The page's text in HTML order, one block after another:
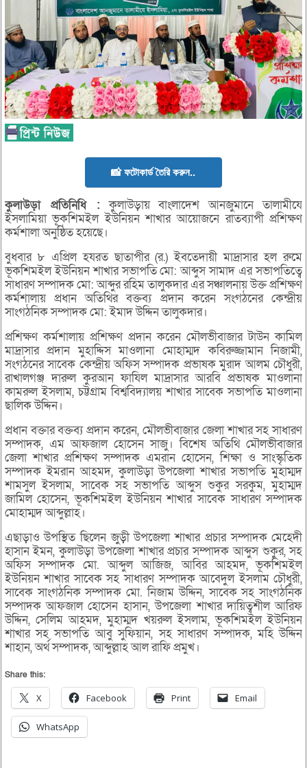
📸 ফটোকার্ড তৈরি করুন..
কুলাউড়া প্রতিনিধি : কুলাউড়ায় বাংলাদেশ আনজুমানে তালামীযে
ইসলামিয়া ভূকশিমইল ইউনিয়ন শাখার আয়োজনে রাতব্যাপী প্রশিক্ষণ
কর্মশালা অনুষ্ঠিত হয়েছে।
বুধবার ৮ এপ্রিল হযরত ছাতাপীর (র.) ইবতেদায়ী মাদ্রাসার হল রুমে
ভূকশিমইল ইউনিয়ন শাখার সভাপতি মো: আব্দুস সামাদ এর সভাপতিত্বে
সাধারণ সম্পাদক মো: আব্দুর রহিম তালুকদার এর সঞ্চালনায় উক্ত প্রশিক্ষণ
কর্মশালায় প্রধান অতিথির বক্তব্য প্রদান করেন সংগঠনের কেন্দ্রীয়
সাংগঠনিক সম্পাদক মো: ইমাদ উদ্দিন তালুকদার।
প্রশিক্ষণ কর্মশালায় প্রশিক্ষণ প্রদান করেন মৌলভীবাজার টাউন কামিল
মাদ্রাসার প্রদান মুহাদ্দিস মাওলানা মোহাম্মদ কবিরুজ্জামান নিজামী,
সংগঠনের সাবেক কেন্দ্রীয় অফিস সম্পাদক প্রভাষক মুরাদ আলম চৌধুরী,
রাখালগঞ্জ দারুল কুরআন ফাযিল মাদ্রাসার আরবি প্রভাষক মাওলানা
কামরুল ইসলাম, চট্টগ্রাম বিশ্ববিদ্যালয় শাখার সাবেক সভাপতি মাওলানা
ছালিক উদ্দিন।
প্রধান বক্তার বক্তব্য প্রদান করেন, মৌলভীবাজার জেলা শাখার সহ সাধারণ
সম্পাদক, এম আফজাল হোসেন সাজু। বিশেষ অতিথি মৌলভীবাজার
জেলা শাখার প্রশিক্ষণ সম্পাদক এমরান হোসেন, শিক্ষা ও সাংস্কৃতিক
সম্পাদক ইমরান আহমদ, কুলাউড়া উপজেলা শাখার সভাপতি মুহাম্মদ
শামসুল ইসলাম, সাবেক সহ সভাপতি আব্দুস শুকুর সরকুম, মুহাম্মদ
জামিল হোসেন, ভূকশিমইল ইউনিয়ন শাখার সাবেক সাধারণ সম্পাদক
মোহাম্মদ আব্দুল্লাহ।
এছাড়াও উপস্থিত ছিলেন জুড়ী উপজেলা শাখার প্রচার সম্পাদক মেহেদী
হাসান ইমন, কুলাউড়া উপজেলা শাখার প্রচার সম্পাদক আব্দুস শুকুর, সহ
অফিস সম্পাদক মো. আব্দুল আজিজ, আবির আহমদ, ভূকশিমইল
ইউনিয়ন শাখার সাবেক সহ সাধারণ সম্পাদক আবেদুল ইসলাম চৌধুরী,
সাবেক সাংগঠনিক সম্পাদক মো. নিজাম উদ্দিন, সাবেক সহ সাংগঠনিক
সম্পাদক আফজাল হোসেন হাসান, উপজেলা শাখার দায়িত্বশীল আরিফ
উদ্দিন, সেলিম আহমদ, মুহাম্মদ খয়রুল ইসলাম, ভূকশিমইল ইউনিয়ন
শাখার সহ সভাপতি আবু সুফিয়ান, সহ সাধারণ সম্পাদক, মহি উদ্দিন
শাহান, অর্থ সম্পাদক, আব্দুল্লাহ আল রাফি প্রমুখ।
Share this:
X Facebook Print Email
WhatsApp